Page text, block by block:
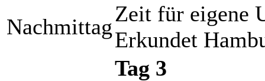
Nachmittag
Zeit für eigene
Erkundet
Tag 3